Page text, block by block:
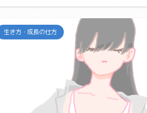
生き方・成長の仕方